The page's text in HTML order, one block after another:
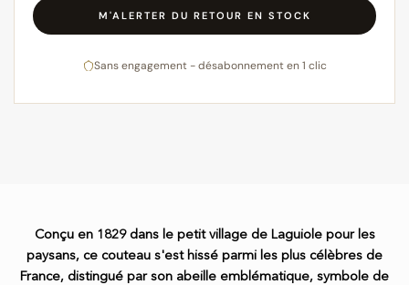
M'ALERTER DU RETOUR EN STOCK
Sans engagement - désabonnement en 1 clic
Conçu en 1829 dans le petit village de Laguiole pour les
paysans, ce couteau s'est hissé parmi les plus célèbres de
France, distingué par son abeille emblématique, symbole de